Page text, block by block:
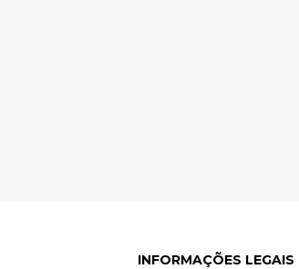
INFORMAÇÕES LEGAIS